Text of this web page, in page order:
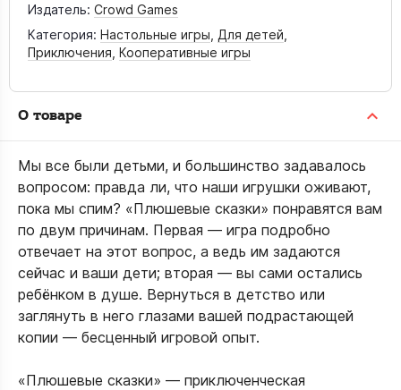
Издатель: Crowd Games
Категория: Настольные игры Для детей
Приключения Кооперативные игры
О товаре
Мы все были детьми, и большинство задавалось
вопросом: правда ли, что наши игрушки оживают,
пока мы спим? «Плюшевые сказки» понравятся вам
по двум причинам. Первая — игра подробно
отвечает на этот вопрос, а ведь им задаются
сейчас и ваши дети; вторая — вы сами остались
ребёнком в душе. Вернуться в детство или
заглянуть в него глазами вашей подрастающей
копии — бесценный игровой опыт.
«Плюшевые сказки» — приключенческая